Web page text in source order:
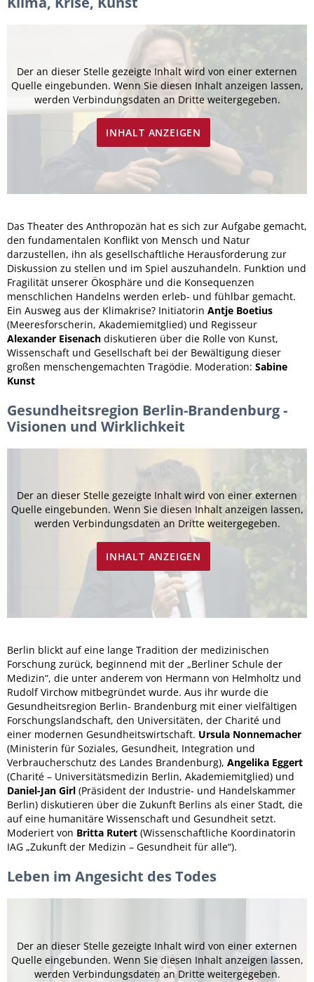
Der an dieser Stelle gezeigte Inhalt wird von einer externen
Quelle eingebunden. Wenn Sie diesen Inhalt anzeigen lassen,
werden Verbindungsdaten an Dritte weitergegeben.
INHALT ANZEIGEN
Das Theater des Anthropozän hat es sich zur Aufgabe gemacht,
den fundamentalen Konflikt von Mensch und Natur
darzustellen, ihn als gesellschaftliche Herausforderung zur
Diskussion zu stellen und im Spiel auszuhandeln. Funktion und
Fragilität unserer Ökosphäre und die Konsequenzen
menschlichen Handelns werden erleb- und fühlbar gemacht.
Ein Ausweg aus der Klimakrise? Initiatorin Antje Boetius
(Meeresforscherin, Akademiemitglied) und Regisseur
Alexander Eisenach diskutieren über die Rolle von Kunst,
Wissenschaft und Gesellschaft bei der Bewältigung dieser
großen menschengemachten Tragödie. Moderation: Sabine
Kunst
Gesundheitsregion Berlin-Brandenburg -
Visionen und Wirklichkeit
Der an dieser Stelle gezeigte Inhalt wird von einer externen
Quelle eingebunden. Wenn Sie diesen Inhalt anzeigen lassen,
werden Verbindungsdaten an Dritte weitergegeben.
INHALT ANZEIGEN
Berlin blickt auf eine lange Tradition der medizinischen
Forschung zurück, beginnend mit der „Berliner Schule der
Medizin“, die unter anderem von Hermann von Helmholtz und
Rudolf Virchow mitbegründet wurde. Aus ihr wurde die
Gesundheitsregion Berlin- Brandenburg mit einer vielfältigen
Forschungslandschaft, den Universitäten, der Charité und
einer modernen Gesundheitswirtschaft. Ursula Nonnemacher
(Ministerin für Soziales, Gesundheit, Integration und
Verbraucherschutz des Landes Brandenburg), Angelika Eggert
(Charité – Universitätsmedizin Berlin, Akademiemitglied) und
Daniel-Jan Girl (Präsident der Industrie- und Handelskammer
Berlin) diskutieren über die Zukunft Berlins als einer Stadt, die
auf eine humanitäre Wissenschaft und Gesundheit setzt.
Moderiert von Britta Rutert (Wissenschaftliche Koordinatorin
IAG „Zukunft der Medizin – Gesundheit für alle“).
Leben im Angesicht des Todes
Der an dieser Stelle gezeigte Inhalt wird von einer externen
Quelle eingebunden. Wenn Sie diesen Inhalt anzeigen lassen,
werden Verbindungsdaten an Dritte weitergegeben.